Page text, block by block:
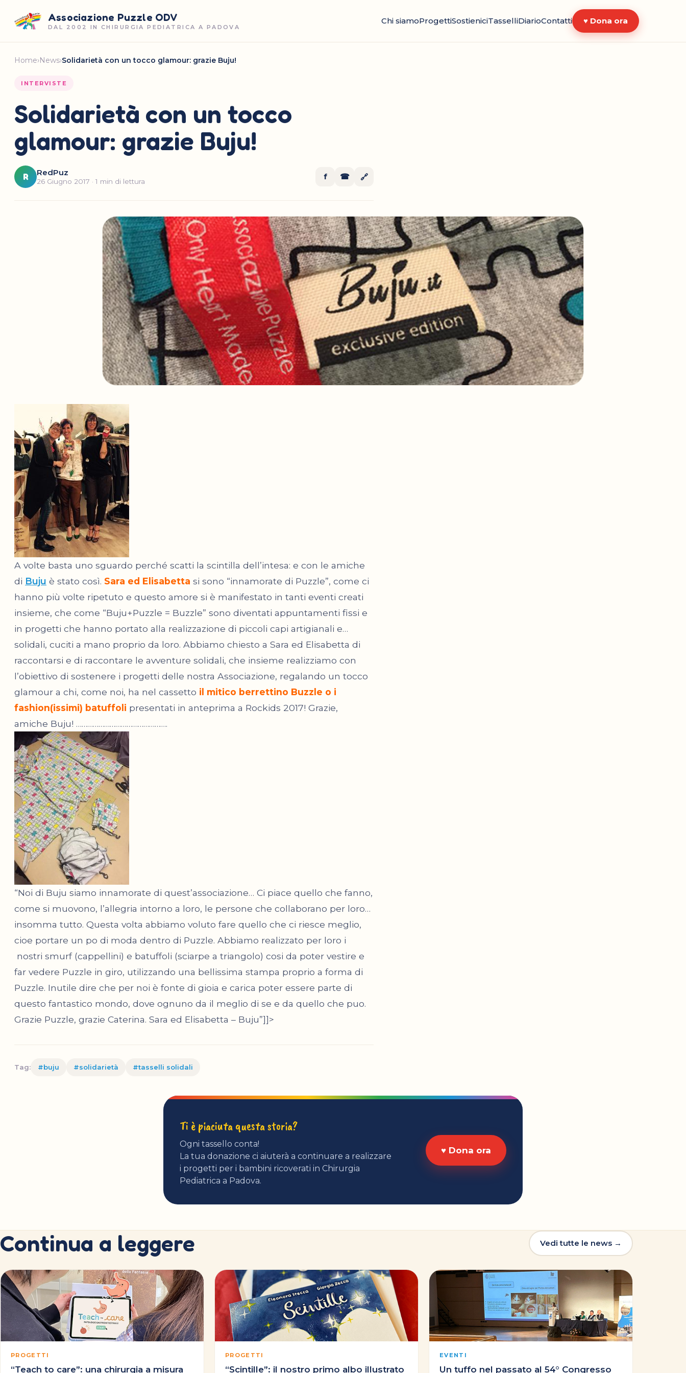
Associazione Puzzle ODV
DAL 2002 IN CHIRURGIA PEDIATRICA A PADOVA
Chi siamoProgettiSostieniciTasselliDiarioContatti ♥ Dona ora
Home›News›Solidarietà con un tocco glamour: grazie Buju!
INTERVISTE
Solidarietà con un tocco
glamour: grazie Buju!
R RedPuz
26 Giugno 2017 · 1 min di lettura f ☎ 🔗
A volte basta uno sguardo perché scatti la scintilla dell’intesa: e con le amiche
di Buju è stato così. Sara ed Elisabetta si sono “innamorate di Puzzle”, come ci
hanno più volte ripetuto e questo amore si è manifestato in tanti eventi creati
insieme, che come “Buju+Puzzle = Buzzle” sono diventati appuntamenti fissi e
in progetti che hanno portato alla realizzazione di piccoli capi artigianali e…
solidali, cuciti a mano proprio da loro. Abbiamo chiesto a Sara ed Elisabetta di
raccontarsi e di raccontare le avventure solidali, che insieme realizziamo con
l’obiettivo di sostenere i progetti delle nostra Associazione, regalando un tocco
glamour a chi, come noi, ha nel cassetto il mitico berrettino Buzzle o i
fashion(issimi) batuffoli presentati in anteprima a Rockids 2017! Grazie,
amiche Buju! ………………………………………….
“Noi di Buju siamo innamorate di quest’associazione… Ci piace quello che fanno,
come si muovono, l’allegria intorno a loro, le persone che collaborano per loro…
insomma tutto. Questa volta abbiamo voluto fare quello che ci riesce meglio,
cioe portare un po di moda dentro di Puzzle. Abbiamo realizzato per loro i
nostri smurf (cappellini) e batuffoli (sciarpe a triangolo) cosi da poter vestire e
far vedere Puzzle in giro, utilizzando una bellissima stampa proprio a forma di
Puzzle. Inutile dire che per noi è fonte di gioia e carica poter essere parte di
questo fantastico mondo, dove ognuno da il meglio di se e da quello che puo.
Grazie Puzzle, grazie Caterina. Sara ed Elisabetta – Buju”]]>
Tag: #buju #solidarietà #tasselli solidali
Ti è piaciuta questa storia?
Ogni tassello conta!
La tua donazione ci aiuterà a continuare a realizzare
i progetti per i bambini ricoverati in Chirurgia
Pediatrica a Padova.
♥ Dona ora
Continua a leggere Vedi tutte le news →
PROGETTI
“Teach to care”: una chirurgia a misura
PROGETTI
“Scintille”: il nostro primo albo illustrato
EVENTI
Un tuffo nel passato al 54° Congresso